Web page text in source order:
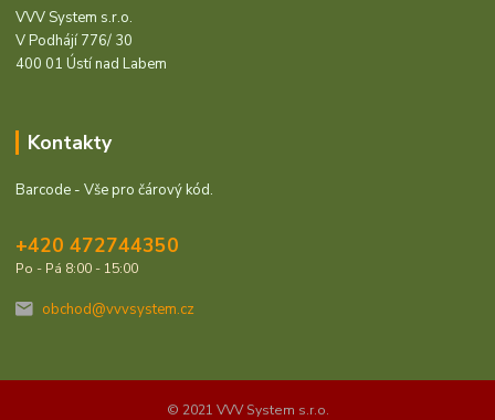
VVV System s.r.o.
V Podhájí 776/ 30
400 01 Ústí nad Labem
Kontakty
Barcode - Vše pro čárový kód.
+420 472744350
Po - Pá 8:00 - 15:00
obchod@vvvsystem.cz
© 2021 VVV System s.r.o.